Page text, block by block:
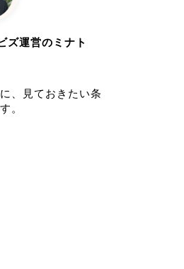
ズ運営のミナト
、見ておきたい条
。